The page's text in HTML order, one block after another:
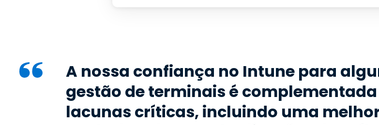
A nossa confiança no Intune para
gestão de terminais é
lacunas críticas, incluindo uma